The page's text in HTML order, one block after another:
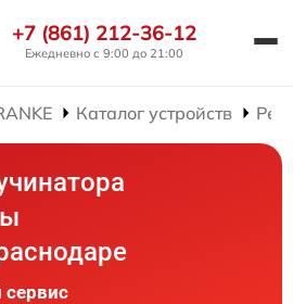
+7 (861) 212-36-12
Ежедневно с 9:00 до 21:00
Каталог устройств